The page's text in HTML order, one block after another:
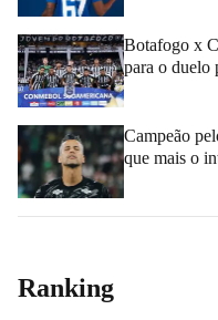
Botafogo x
para o duelo
Campeão
que mais o
Ranking